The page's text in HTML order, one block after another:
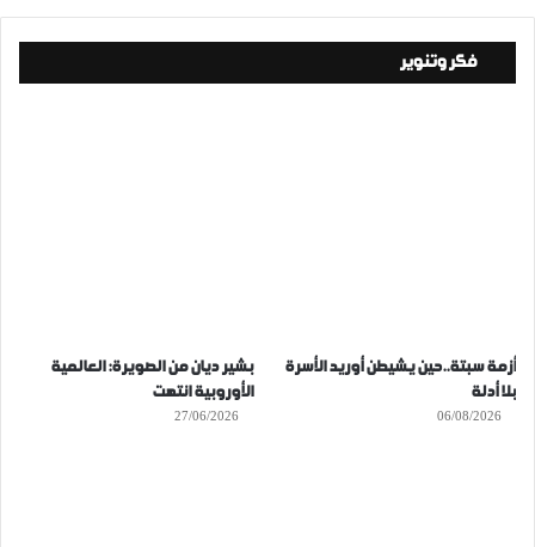
فكر وتنوير
أزمة سبتة..حين يشيطن أوريد الأسرة
بلا أدلة
06/08/2026
بشير ديان من الصويرة: العالمية
الأوروبية انتهت
27/06/2026